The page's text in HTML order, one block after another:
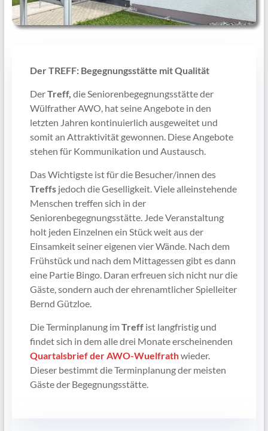
Der TREFF: Begegnungsstätte mit Qualität
DerTreff, die Seniorenbegegnungsstätte der
Wülfrather AWO, hat seine Angebote in den
letzten Jahren kontinuierlich ausgeweitet und
somit an Attraktivität gewonnen. Diese Angebote
stehen für Kommunikation und Austausch.
Das Wichtigste ist für die Besucher/innen des
Treffsjedoch die Geselligkeit. Viele alleinstehende
Menschen treffen sich in der
Seniorenbegegnungsstätte. Jede Veranstaltung
holt jeden Einzelnen ein Stück weit aus der
Einsamkeit seiner eigenen vier Wände. Nach dem
Frühstück und nach dem Mittagessen gibt es dann
eine Partie Bingo. Daran erfreuen sich nicht nur die
Gäste, sondern auch der ehrenamtlicher Spielleiter
Bernd Gützloe.
Die Terminplanung imTreffist langfristig und
findet sich in dem alle drei Monate erscheinenden
Quartalsbrief der AWO-Wuelfrathwieder.
Dieser bestimmt die Terminplanung der meisten
Gäste der Begegnungsstätte.